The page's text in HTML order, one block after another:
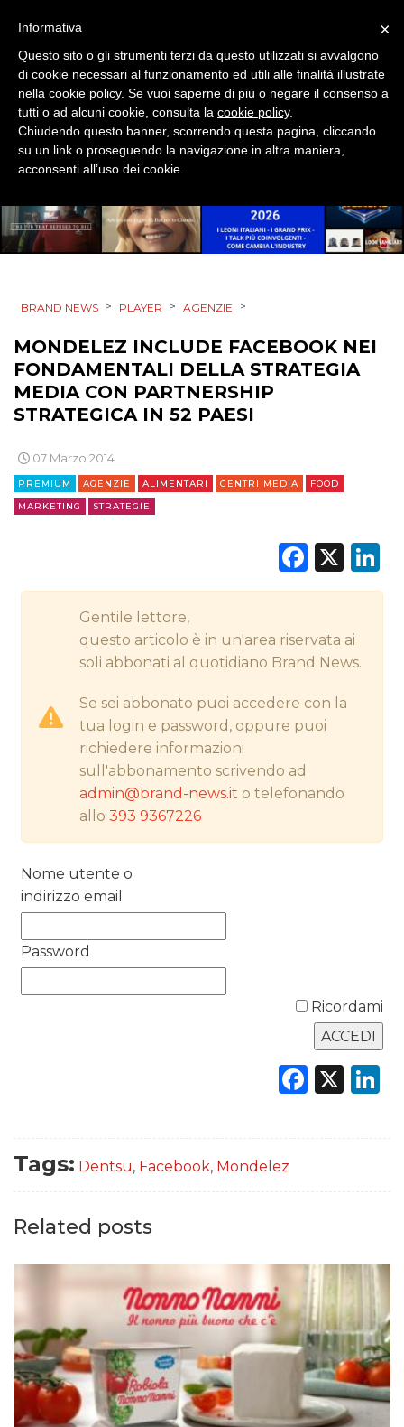
DESIGN
EVENTI
MOBILE
PROMOZIONI
PUNTI VENDITA
CSR
STRATEGIE
CINEMA
ESTERNA
RADIO / AUDIO
RICERCHE
PREVISIONI/SCENARI
NORMATIVE
TREND
BRAND NEWS > PLAYER > AGENZIE >
MONDELEZ INCLUDE FACEBOOK NEI
FONDAMENTALI DELLA STRATEGIA
MEDIA CON PARTNERSHIP
STRATEGICA IN 52 PAESI
07 Marzo 2014
PREMIUM AGENZIE ALIMENTARI CENTRI MEDIA
FOOD
MARKETING
STRATEGIE
X
Gentile lettore,
questo articolo è in un'area riservata ai
soli abbonati al quotidiano Brand News.
Se sei abbonato puoi accedere con la
tua login e password, oppure puoi
richiedere informazioni
sull'abbonamento scrivendo ad
admin@brand-news.it o telefonando
allo393 9367226
Nome utente o
indirizzo email
Password
Ricordami
X
Tags: Dentsu, Facebook, Mondelez
Related posts
×
Informativa
Questo sito o gli strumenti terzi da questo utilizzati si avvalgono
di cookie necessari al funzionamento ed utili alle finalità illustrate
nella cookie policy. Se vuoi saperne di più o negare il consenso a
tutti o ad alcuni cookie, consulta la cookie policy.
Chiudendo questo banner, scorrendo questa pagina, cliccando
su un link o proseguendo la navigazione in altra maniera,
acconsenti all’uso dei cookie.